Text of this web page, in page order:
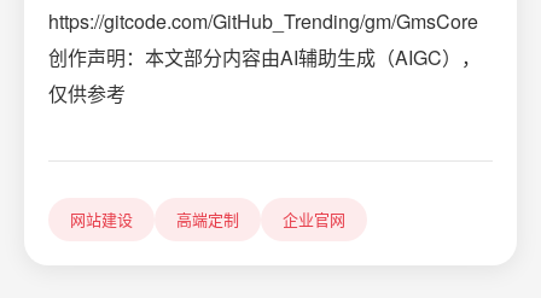
https://gitcode.com/GitHub_Trending/gm/GmsCore
创作声明：本文部分内容由AI辅助生成（AIGC），
仅供参考
网站建设 高端定制 企业官网